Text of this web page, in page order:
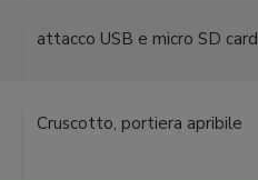
attacco USB e micro SD card
Cruscotto, portiera apribile